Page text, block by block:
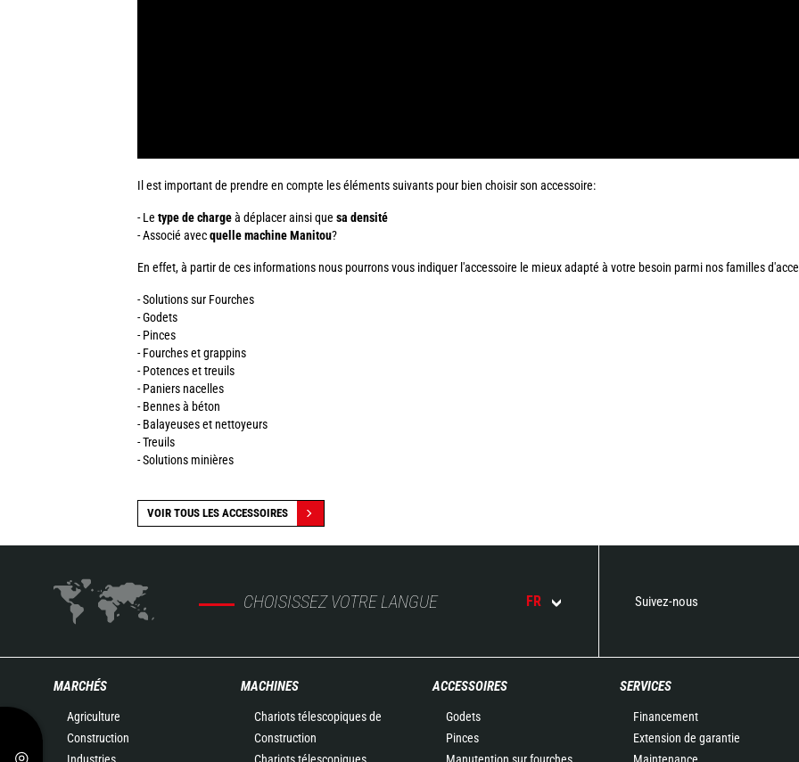
Il est important de prendre en compte les éléments suivants pour bien choisir son accessoire:
- Le type de chargeà déplacer ainsi que sa densité
- Associé avecquelle machine Manitou?
En effet, à partir de ces informations nous pourrons vous indiquer l'accessoire le mieux adapté à votre besoin parmi nos familles
- Solutions sur Fourches
- Godets
- Pinces
- Fourches et grappins
- Potences et treuils
- Paniers nacelles
- Bennes à béton
- Balayeuses et nettoyeurs
- Treuils
- Solutions minières
VOIR TOUS LES ACCESSOIRES
CHOISISSEZ VOTRE LANGUE FR Suivez-nous
MARCHÉS
Agriculture
Construction
MACHINES
Chariots télescopiques de
Construction
ACCESSOIRES
Godets
Pinces
SERVICES
Financement
Extension de garantie